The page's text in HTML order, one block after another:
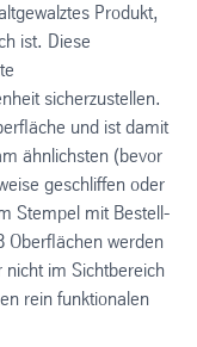
Produkt,
ist. Diese
sicherzustellen.
und ist damit
ähnlichsten (bevor
geschliffen oder
Stempel mit Bestell-
Oberflächen werden
im Sichtbereich
rein funktionalen